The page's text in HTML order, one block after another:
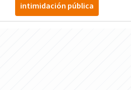
intimidación pública